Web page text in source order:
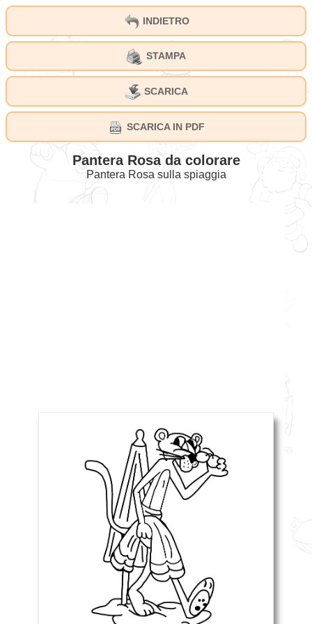
INDIETRO
STAMPA
SCARICA
SCARICA IN PDF
Pantera Rosa da colorare
Pantera Rosa sulla spiaggia